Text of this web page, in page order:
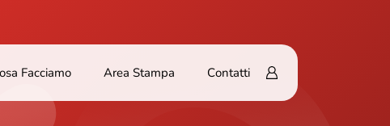
Facciamo Area Stampa Contatti